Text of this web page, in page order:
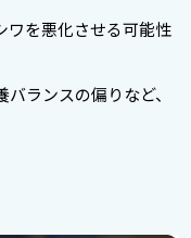
ワを悪化させる可能性
ランスの偏りなど、